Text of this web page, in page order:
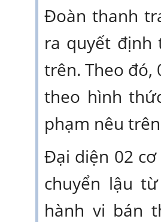
Đoàn thanh
ra quyết định
trên. Theo đó,
theo hình
phạm nêu
Đại diện 02
chuyển lậu
hành vi bán